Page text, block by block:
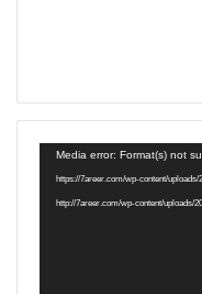
Media error: Format(s) not